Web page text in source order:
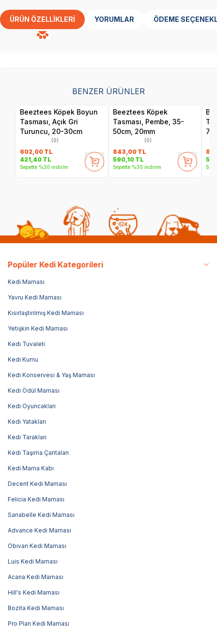
ÜRÜN ÖZELLIKLERI YORUMLAR ÖDEME
BENZER ÜRÜNLER
Beeztees Köpek Boyun
Tasması, Açık Gri
Turuncu, 20-30cm
(0)
602,00 TL
421,40 TL
Sepette %30 indirim
Beeztees Köpek
Tasması, Pembe, 35-
50cm, 20mm
(0)
843,00 TL
590,10 TL
Sepette %30 indirim
Popüler Kedi Kategorileri
Kedi Maması
Yavru Kedi Maması
Kısırlaştırılmış Kedi Maması
Yetişkin Kedi Maması
Kedi Tuvaleti
Kedi Kumu
Kedi Konservesi & Yaş Maması
Kedi Ödül Maması
Kedi Oyuncakları
Kedi Yatakları
Kedi Tarakları
Kedi Taşıma Çantaları
Kedi Mama Kabı
Decent Kedi Maması
Felicia Kedi Maması
Sanabelle Kedi Maması
Advance Kedi Maması
Obivan Kedi Maması
Luis Kedi Maması
Acana Kedi Maması
Hill's Kedi Maması
Bozita Kedi Maması
Pro Plan Kedi Maması